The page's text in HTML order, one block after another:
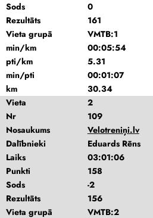
Sods
0
Rezultāts
161
Vieta grupā
VMTB:1
min/km
00:05:54
pti/km
5.31
min/pti
00:01:07
km
30.34
Vieta
2
Nr
109
Nosaukums
Velotreniņi.lv
Dalībnieki
Eduards Rēns
Laiks
03:01:06
Punkti
158
Sods
-2
Rezultāts
156
Vieta grupā
VMTB:2